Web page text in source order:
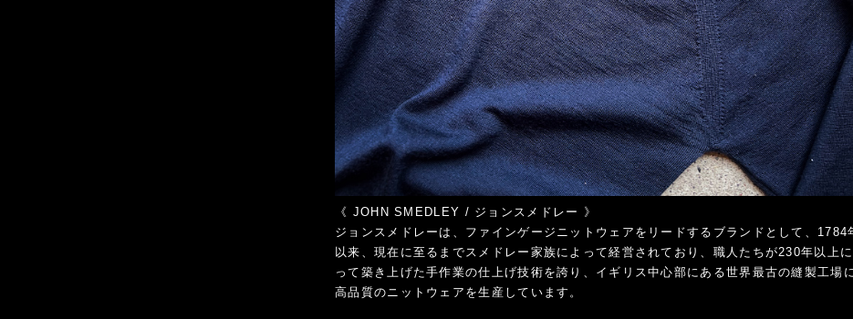
《 JOHN SMEDLEY / ジョンスメドレー 》
ジョンスメドレーは、ファインゲージニットウェアをリードするブランドとして、1784
以来、現在に至るまでスメドレー家族によって経営されており、職人たちが230年以上
って築き上げた手作業の仕上げ技術を誇り、イギリス中心部にある世界最古の縫製工場
高品質のニットウェアを生産しています。